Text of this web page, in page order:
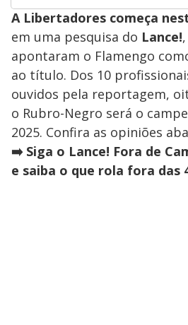
A Libertadores começa
em uma pesquisa do Lance!
apontaram o Flamengo
ao título. Dos 10
ouvidos pela reportagem,
o Rubro-Negro será o
2025. Confira as opiniões
➡️ Siga o Lance! Fora de
e saiba o que rola fora das